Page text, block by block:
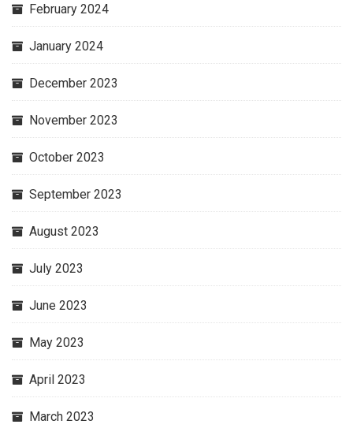
February 2024
January 2024
December 2023
November 2023
October 2023
September 2023
August 2023
July 2023
June 2023
May 2023
April 2023
March 2023